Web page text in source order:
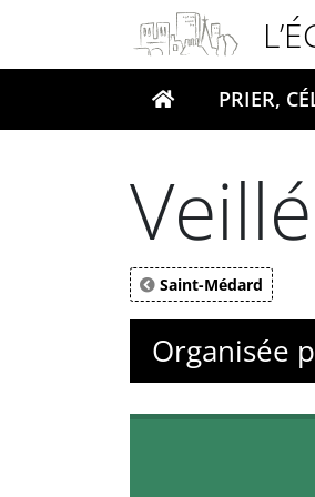
Votre
PRIER,
Saint-Médard
Organisée
Panneau de gestion des cookies